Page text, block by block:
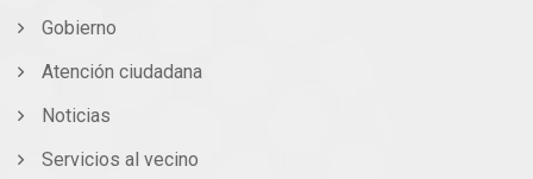
Gobierno
Atención ciudadana
Noticias
Servicios al vecino